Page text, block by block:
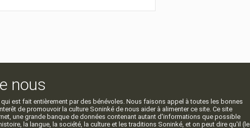
nous
est fait entièrement par des bénévoles. Nous faisons appel à toutes les bonnes
de promouvoir la culture Soninké de nous aider à alimenter ce site. Ce site
une grande banque de données contenant autant d'informations que possible
la langue, la société, la culture et les traditions Soninké, et on peut dire qu'il (le